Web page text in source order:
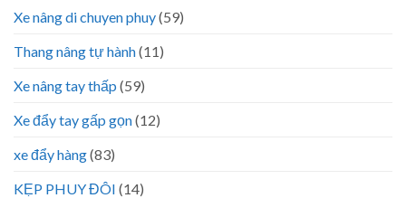
Xe nâng di chuyen phuy(59)
Thang nâng tự hành(11)
Xe nâng tay thấp (59)
Xe đẩy tay gấp gọn(12)
xe đẩy hàng(83)
KẸP PHUY ĐÔI (14)